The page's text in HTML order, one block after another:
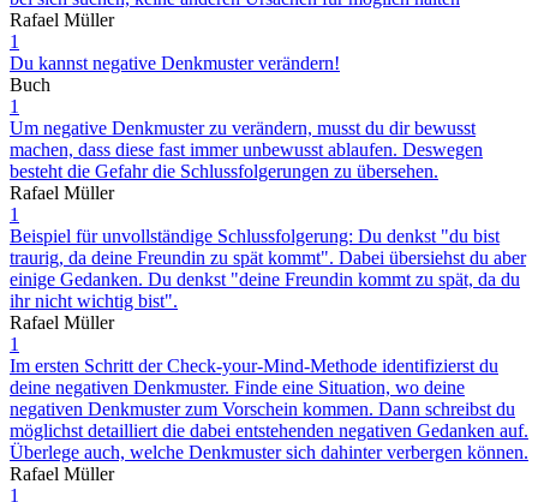
Rafael Müller
1
Du kannst negative Denkmuster verändern!
Buch
1
Um negative Denkmuster zu verändern, musst du dir bewusst
machen, dass diese fast immer unbewusst ablaufen. Deswegen
besteht die Gefahr die Schlussfolgerungen zu übersehen.
Rafael Müller
1
Beispiel für unvollständige Schlussfolgerung: Du denkst "du bist
traurig, da deine Freundin zu spät kommt". Dabei übersiehst du aber
einige Gedanken. Du denkst "deine Freundin kommt zu spät, da du
ihr nicht wichtig bist".
Rafael Müller
1
Im ersten Schritt der Check-your-Mind-Methode identifizierst du
deine negativen Denkmuster. Finde eine Situation, wo deine
negativen Denkmuster zum Vorschein kommen. Dann schreibst du
möglichst detailliert die dabei entstehenden negativen Gedanken auf.
Überlege auch, welche Denkmuster sich dahinter verbergen können.
Rafael Müller
1